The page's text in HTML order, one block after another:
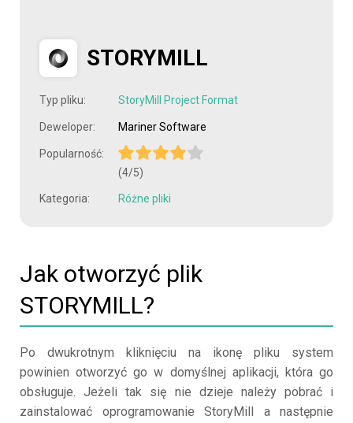
STORYMILL
Typ pliku: StoryMill Project Format
Deweloper: Mariner Software
Popularność:
(4/5)
Kategoria: Różne pliki
Jak otworzyć plik
STORYMILL?
Po dwukrotnym kliknięciu na ikonę pliku system
powinien otworzyć go w domyślnej aplikacji, która go
obsługuje. Jeżeli tak się nie dzieje należy pobrać i
zainstalować oprogramowanie StoryMill a następnie